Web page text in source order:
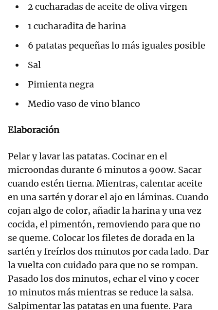
2 cucharadas de aceite de oliva virgen
1 cucharadita de harina
6 patatas pequeñas lo más iguales posible
Sal
Pimienta negra
Medio vaso de vino blanco
Elaboración
Pelar y lavar las patatas. Cocinar en el
microondas durante 6 minutos a 900w. Sacar
cuando estén tierna. Mientras, calentar aceite
en una sartén y dorar el ajo en láminas. Cuando
cojan algo de color, añadir la harina y una vez
cocida, el pimentón, removiendo para que no
se queme. Colocar los filetes de dorada en la
sartén y freírlos dos minutos por cada lado. Dar
la vuelta con cuidado para que no se rompan.
Pasado los dos minutos, echar el vino y cocer
10 minutos más mientras se reduce la salsa.
Salpimentar las patatas en una fuente. Para